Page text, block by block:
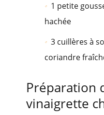
1 petite
hachée
3 cuillères à
coriandre
Préparation
vinaigrette